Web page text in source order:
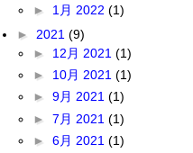
► 1月 2022 (1)
► 2021 (9)
► 12月 2021 (1)
► 10月 2021 (1)
► 9月 2021 (1)
► 7月 2021 (1)
► 6月 2021 (1)